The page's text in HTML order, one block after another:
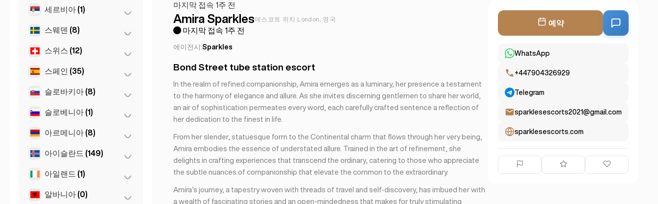
Leuven (2)
부르가스
소피아
상파울루 (54)
세르비아 (1)
Belgrad (1)
스웨덴 (8)
스톡홀름 (8)
스위스 (12)
로잔 (3)
바젤
베른
스페인 (35)
마드리드 (10)
마르베야
말라가
슬로바키아 (8)
브라티슬라바 (8)
슬로베니아 (1)
류블랴나 (1)
아르메니아 (8)
예레반 (8)
아이슬란드 (149)
레이캬비크 (149)
아일랜드 (1)
더블린 (1)
알바니아 (0)
마지막 접속 1주 전
Amira Sparkles에스코트 위치 London, 영국
마지막 접속 1주 전
에이전시:Sparkles
Bond Street tube station escort
In the realm of refined companionship, Amira emerges as a luminary, her presence a testament
to the harmony of elegance and allure. As she invites discerning gentlemen to share her world,
an air of sophistication permeates every word, each carefully crafted sentence a reflection of
her dedication to the finest in life.
From her slender, statuesque form to the Continental charm that flows through her very being,
Amira embodies the essence of understated allure. Trained in the art of refinement, she
delights in crafting experiences that transcend the ordinary, catering to those who appreciate
the subtle nuances of companionship that elevate the common to the extraordinary.
Amira’s journey, a tapestry woven with threads of travel and self-discovery, has imbued her with
a wealth of fascinating stories and an open-mindedness that makes for truly stimulating
예약
WhatsApp
+447904326929
Telegram
sparklesescorts2021@gmail.com
sparklesescorts.com